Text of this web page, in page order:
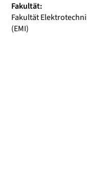
Fakultät:
Fakultät
(EMI)